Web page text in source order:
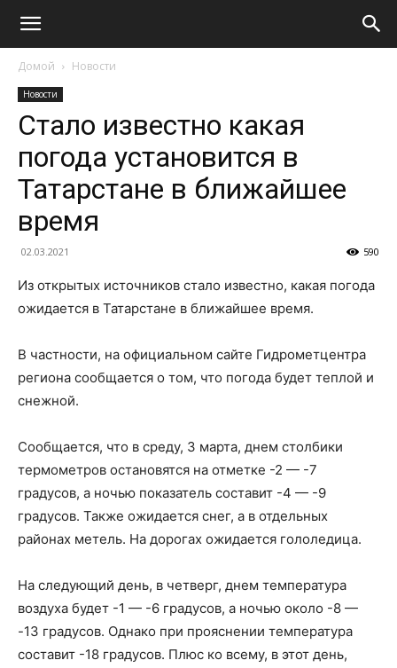
Домой Новости
Новости
Стало известно какая
погода установится в
Татарстане в ближайшее
время
02.03.2021 590
Из открытых источников стало известно, какая погода
ожидается в Татарстане в ближайшее время.
В частности, на официальном сайте Гидрометцентра
региона сообщается о том, что погода будет теплой и
снежной.
Сообщается, что в среду, 3 марта, днем столбики
термометров остановятся на отметке -2 — -7
градусов, а ночью показатель составит -4 — -9
градусов. Также ожидается снег, а в отдельных
районах метель. На дорогах ожидается гололедица.
На следующий день, в четверг, днем температура
воздуха будет -1 — -6 градусов, а ночью около -8 —
-13 градусов. Однако при прояснении температура
составит -18 градусов. Плюс ко всему, в этот день,